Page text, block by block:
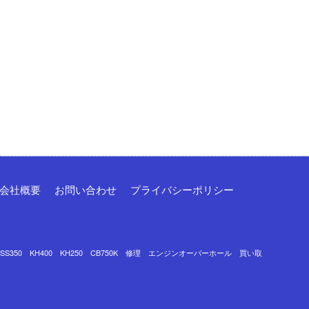
会社概要 お問い合わせ プライバシーポリシー
KH400 KH250 CB750K 修理 エンジンオーバーホール 買い取